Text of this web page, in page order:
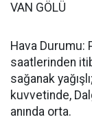
VAN GÖLÜ
Hava Durumu:
saatlerinden
sağanak
kuvvetinde,
anında orta.